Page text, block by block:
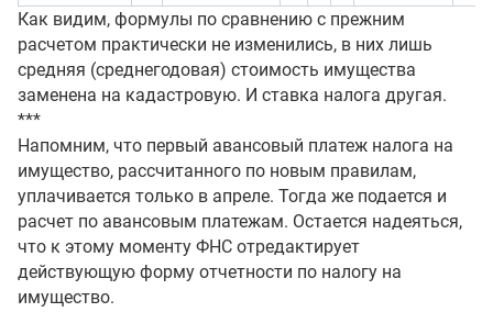
Как видим, формулы по сравнению с прежним
расчетом практически не изменились, в них лишь
средняя (среднегодовая) стоимость имущества
заменена на кадастровую. И ставка налога другая.
***
Напомним, что первый авансовый платеж налога на
имущество, рассчитанного по новым правилам,
уплачивается только в апреле. Тогда же подается и
расчет по авансовым платежам. Остается надеяться,
что к этому моменту ФНС отредактирует
действующую форму отчетности по налогу на
имущество.